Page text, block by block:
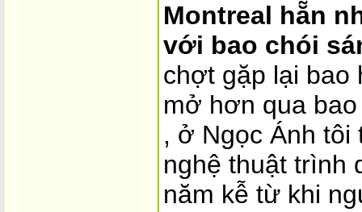
Montreal hẵn
với bao chói
chợt gặp lại bao
mở hơn qua
, ở Ngọc Ánh
nghệ thuật trình
năm kễ từ khi